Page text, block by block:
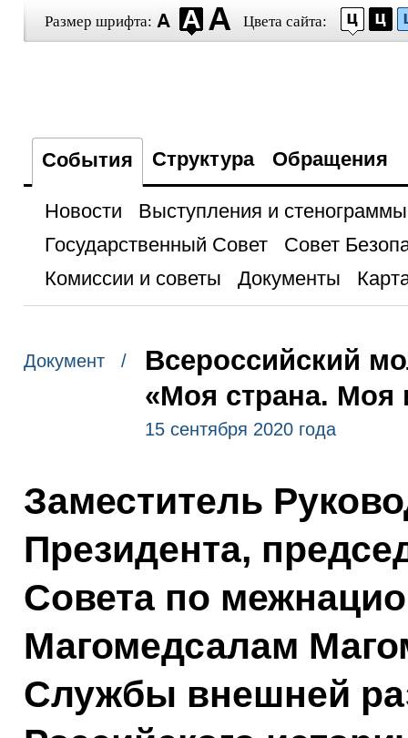
Размер шрифта: Цвета сайта:
События Структура Обращения
Новости
Выступления и стенограммы
Государственный Совет
Совет
Комиссии и советы
Документы
Документ /
Всероссийский
«Моя страна. Моя
15 сентября 2020 года
Заместитель
Президента,
Совета по
Магомедсалам
Службы внешней